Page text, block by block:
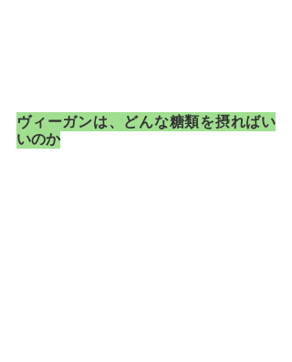
ヴィーガンは、どんな糖類を摂ればい
いのか